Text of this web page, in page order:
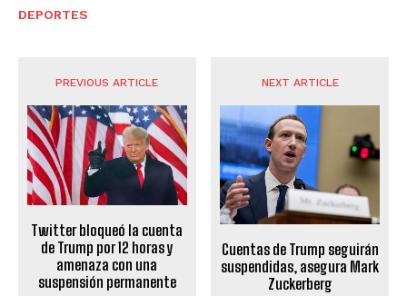
DEPORTES
PREVIOUS ARTICLE
Twitter bloqueó la cuenta
de Trump por 12 horas y
amenaza con una
suspensión permanente
NEXT ARTICLE
Cuentas de Trump seguirán
suspendidas, asegura Mark
Zuckerberg